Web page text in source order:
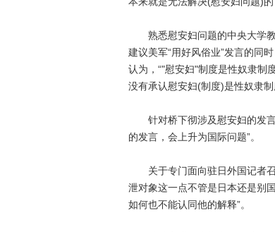
熟悉慰安妇问题的中央大学教
建议美军“用好风俗业”发言的同
认为，“"慰安妇"制度是性奴隶制
没有承认慰安妇(制度)是性奴隶制
针对桥下彻涉及慰安妇的发言
的发言，会上升为国际问题”。
关于专门面向驻日外国记者召
泄对象这一点不管是日本还是别
如何也不能认同他的解释”。